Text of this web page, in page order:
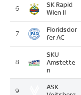
6
SK Rapid
Wien II
7
Floridsdor
fer AC
8
SKU
Amstette
n
9
ASK